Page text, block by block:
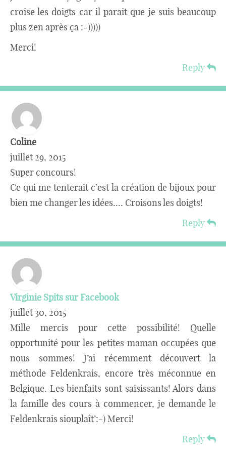
croise les doigts car il parait que je suis beaucoup
plus zen après ça :-)))))
Merci!
Reply
Coline
juillet 29, 2015
Super concours!
Ce qui me tenterait c’est la création de bijoux pour
bien me changer les idées…. Croisons les doigts!
Reply
Virginie Spits sur Facebook
juillet 30, 2015
Mille mercis pour cette possibilité! Quelle
opportunité pour les petites maman occupées que
nous sommes! J’ai récemment découvert la
méthode Feldenkrais, encore très méconnue en
Belgique. Les bienfaits sont saisissants! Alors dans
la famille des cours à commencer, je demande le
Feldenkrais siouplaît’:-) Merci!
Reply